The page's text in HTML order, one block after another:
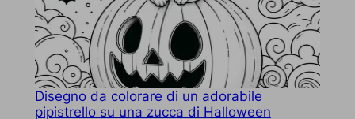
Disegno da colorare di un adorabile
pipistrello su una zucca di Halloween